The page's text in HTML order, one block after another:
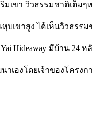
มเขา วิวธรรมชาติเต็ม
บเขาสูง ได้เห็นวิวธร
Hideaway มีบ้าน
เองโดยเจ้าของโครง